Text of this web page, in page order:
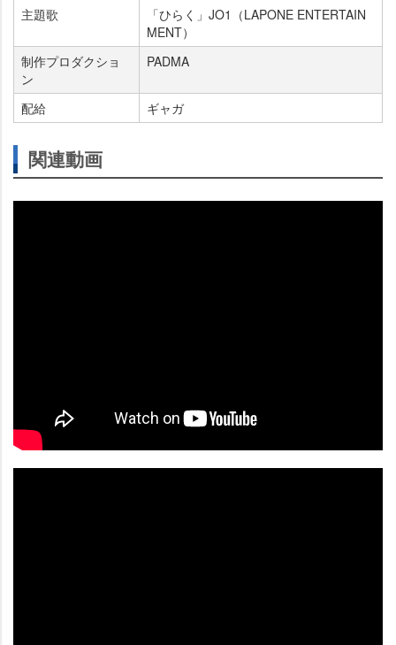
主題歌
「ひらく」JO1（LAPONE ENTERTAIN
MENT）
制作プロダクショ
ン
PADMA
配給 ギャガ
関連動画